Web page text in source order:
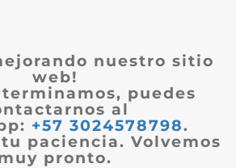
nuestro sitio
web!
puedes
al
+57 3024578798.
paciencia. Volvemos
pronto.